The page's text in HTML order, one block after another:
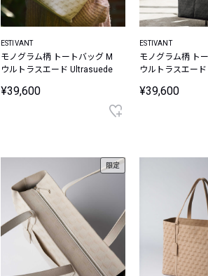
ESTIVANT
モノグラム柄 トートバッグ M
ウルトラスエード Ultrasuede
¥39,600
ESTIVANT
モノグラム柄 ト
ウルトラスエー
¥39,600
限定